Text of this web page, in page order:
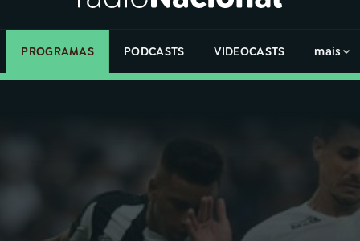
PROGRAMAS PODCASTS VIDEOCASTS mais